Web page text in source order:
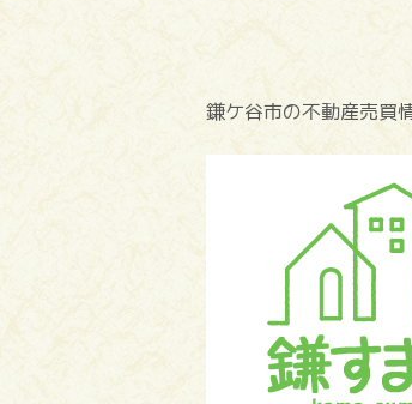
鎌ケ谷市の不動産売買